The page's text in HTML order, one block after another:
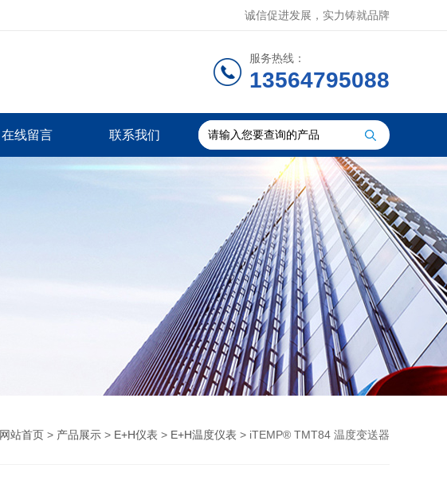
诚信促进发展，实力铸就品牌
服务热线：
13564795088
在线留言 联系我们
网站首页 > 产品展示 > E+H仪表 > E+H温度仪表 > iTEMP® TMT84 温度变送器